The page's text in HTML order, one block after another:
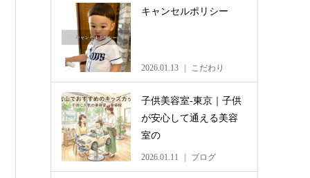
キャンセルポリシー
2026.01.13 こだわり
子供美容室-東京｜子供
が安心して通える美容
室の
2026.01.11 ブログ